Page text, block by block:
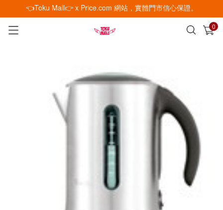
👈Toku Mall👉 x Price.com 網站，實體門市信心保證。
0
已加入購物車 查看